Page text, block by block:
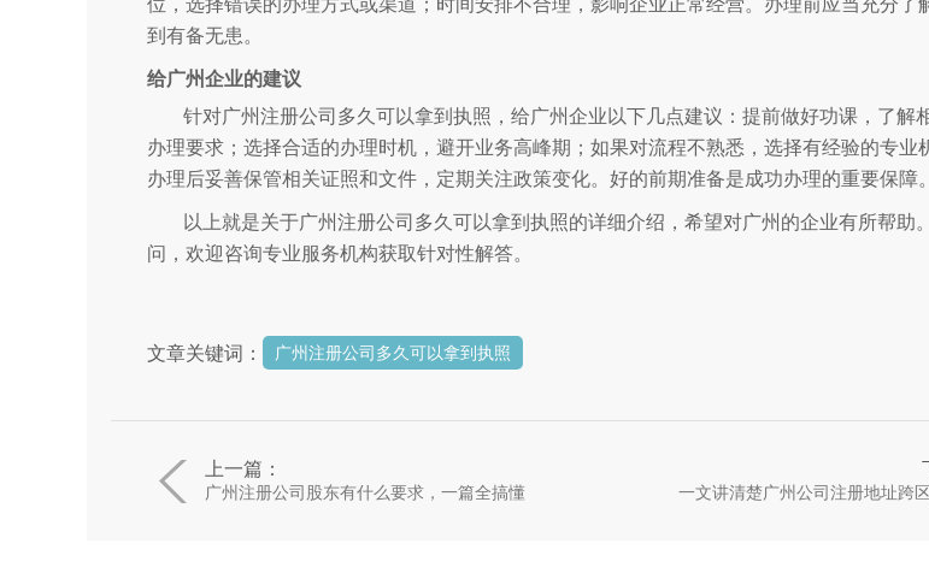
位，选择错误的办理方式或渠道；时间安排不合理，影响企业正常经营。办理前应当充分了
到有备无患。
给广州企业的建议
针对广州注册公司多久可以拿到执照，给广州企业以下几点建议：提前做好功课，了解
办理要求；选择合适的办理时机，避开业务高峰期；如果对流程不熟悉，选择有经验的专业
办理后妥善保管相关证照和文件，定期关注政策变化。好的前期准备是成功办理的重要保障。
以上就是关于广州注册公司多久可以拿到执照的详细介绍，希望对广州的企业有所帮助
问，欢迎咨询专业服务机构获取针对性解答。
文章关键词： 广州注册公司多久可以拿到执照
上一篇：
广州注册公司股东有什么要求，一篇全搞懂 一文讲清楚广州公司注册地址跨